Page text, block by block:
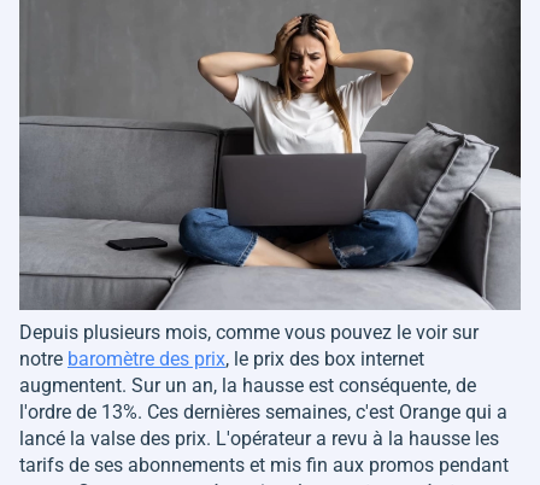
Depuis plusieurs mois, comme vous pouvez le voir sur
notre baromètre des prix, le prix des box internet
augmentent. Sur un an, la hausse est conséquente, de
l'ordre de 13%. Ces dernières semaines, c'est Orange qui a
lancé la valse des prix. L'opérateur a revu à la hausse les
tarifs de ses abonnements et mis fin aux promos pendant